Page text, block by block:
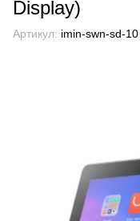
Display)
Артикул: imin-swn-sd-10